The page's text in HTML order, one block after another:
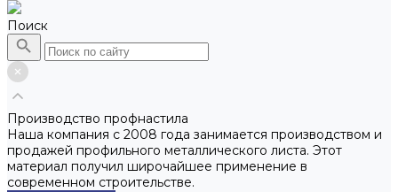
Поиск
Производство профнастила
Наша компания с 2008 года занимается производством и
продажей профильного металлического листа. Этот
материал получил широчайшее применение в
современном строительстве.